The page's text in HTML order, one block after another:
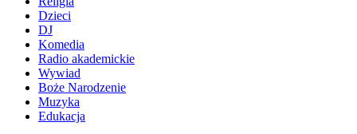
Dzieci
DJ
Komedia
Radio akademickie
Wywiad
Boże Narodzenie
Muzyka
Edukacja